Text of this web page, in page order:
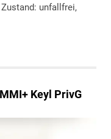
unfallfrei,
Keyl PrivG